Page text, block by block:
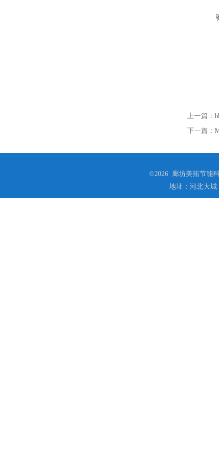
上一篇：
下一篇：
©2026 廊坊美拓节能
地址：河北大城